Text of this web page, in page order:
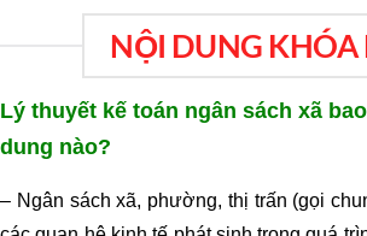
NỘI DUNG KHÓA
Lý thuyết kế toán ngân sách xã
dung nào?
– Ngân sách xã, phường, thị trấn (gọi